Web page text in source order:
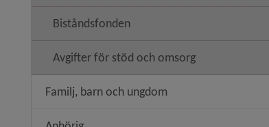
Biståndsfonden
Avgifter för stöd och omsorg
Familj, barn och ungdom